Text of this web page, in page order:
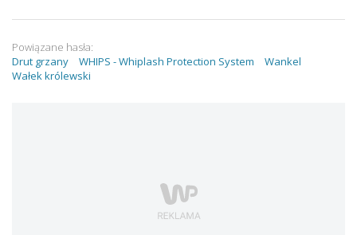
Powiązane hasła:
Drut grzany
WHIPS - Whiplash Protection System
Wankel
Wałek królewski